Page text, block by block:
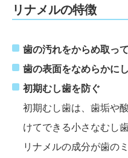
リナメルの特徴
歯の汚れをからめ取っ
歯の表面をなめらかに
初期むし歯を防ぐ
初期むし歯は、歯垢や
けてできる小さなむし歯
リナメルの成分が歯の